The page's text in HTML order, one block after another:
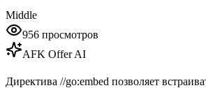
Middle
956 просмотров
AFK Offer AI
Директива //go:embed позволяет